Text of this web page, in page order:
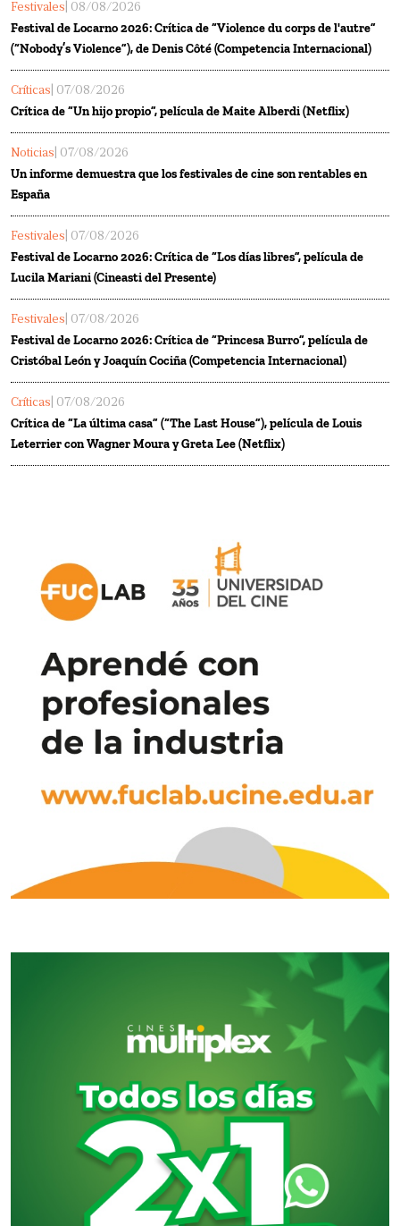
Festivales | 08/08/2026
Festival de Locarno 2026: Crítica de “Violence du corps de l'autre”
(“Nobody’s Violence”), de Denis Côté (Competencia Internacional)
Críticas | 07/08/2026
Crítica de “Un hijo propio”, película de Maite Alberdi (Netflix)
Noticias | 07/08/2026
Un informe demuestra que los festivales de cine son rentables en
España
Festivales | 07/08/2026
Festival de Locarno 2026: Crítica de “Los días libres”, película de
Lucila Mariani (Cineasti del Presente)
Festivales | 07/08/2026
Festival de Locarno 2026: Crítica de “Princesa Burro”, película de
Cristóbal León y Joaquín Cociña (Competencia Internacional)
Críticas | 07/08/2026
Crítica de “La última casa” (“The Last House”), película de Louis
Leterrier con Wagner Moura y Greta Lee (Netflix)